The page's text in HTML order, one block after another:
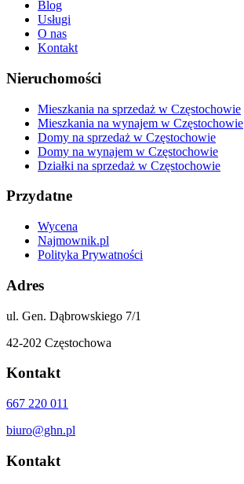
Blog
Usługi
O nas
Kontakt
Nieruchomości
Mieszkania na sprzedaż w Częstochowie
Mieszkania na wynajem w Częstochowie
Domy na sprzedaż w Częstochowie
Domy na wynajem w Częstochowie
Działki na sprzedaż w Częstochowie
Przydatne
Wycena
Najmownik.pl
Polityka Prywatności
Adres
ul. Gen. Dąbrowskiego 7/1
42-202 Częstochowa
Kontakt
667 220 011
biuro@ghn.pl
Kontakt